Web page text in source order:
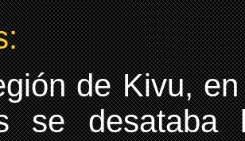
de Kivu,
se